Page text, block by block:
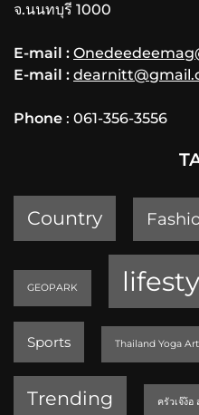
จ.นนทบุรี 1000
E-mail :
E-mail :
Phone : 061-356-3556
Country
GEOPARK
Sports Thailand Yoga
Trending ครัวเจ๊ง้